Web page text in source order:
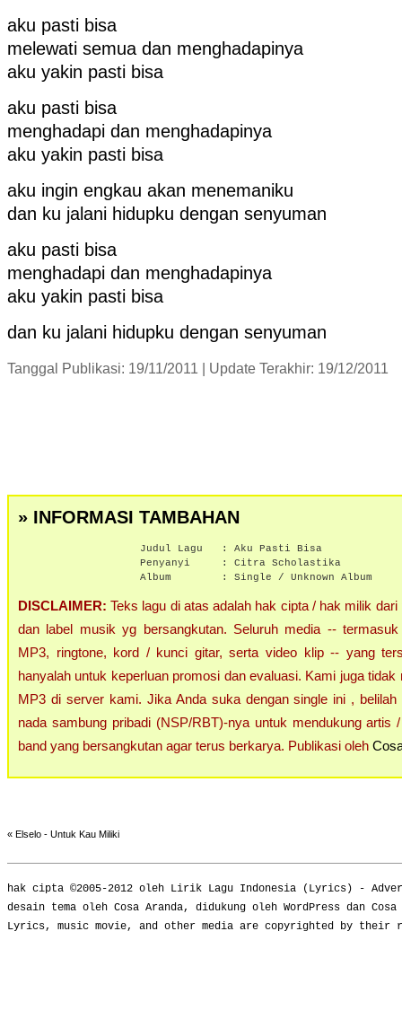
aku pasti bisa
melewati semua dan menghadapinya
aku yakin pasti bisa
aku pasti bisa
menghadapi dan menghadapinya
aku yakin pasti bisa
aku ingin engkau akan menemaniku
dan ku jalani hidupku dengan senyuman
aku pasti bisa
menghadapi dan menghadapinya
aku yakin pasti bisa
dan ku jalani hidupku dengan senyuman
Tanggal Publikasi: 19/11/2011 | Update Terakhir: 19/12/2011
» INFORMASI TAMBAHAN
Judul Lagu : Aku Pasti Bisa
Penyanyi : Citra Scholastika
Album : Single / Unknown Album
DISCLAIMER: Teks lagu di atas adalah hak cipta / hak milik dari
dan label musik yg bersangkutan. Seluruh media -- termasuk
MP3, ringtone, kord / kunci gitar, serta video klip -- yang
hanyalah untuk keperluan promosi dan evaluasi. Kami juga tidak
MP3 di server kami. Jika Anda suka dengan single ini ,
nada sambung pribadi (NSP/RBT)-nya untuk mendukung artis
band yang bersangkutan agar terus berkarya. Publikasi oleh
« Elselo - Untuk Kau Miliki
hak cipta ©2005-2012 oleh Lirik Lagu Indonesia ( Lyrics ) -
desain tema oleh Cosa Aranda, didukung oleh WordPress dan Cosa
Lyrics, music movie, and other media are copyrighted by their